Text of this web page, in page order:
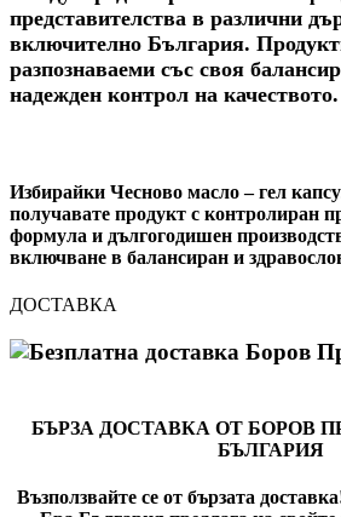
представителства в различни
включително България.
разпознаваеми със своя
надежден контрол на качеството.
Избирайки Чесново масло – гел
получавате продукт с контролиран
формула и дългогодишен
включване в балансиран и
ДОСТАВКА
БЪРЗА ДОСТАВКА ОТ БОРОВ
БЪЛГАРИЯ
Възползвайте се от бързата